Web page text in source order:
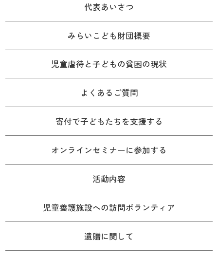
代表あいさつ
みらいこども財団概要
児童虐待と子どもの貧困の現状
よくあるご質問
寄付で子どもたちを支援する
オンラインセミナーに参加する
活動内容
児童養護施設への訪問ボランティア
遺贈に関して